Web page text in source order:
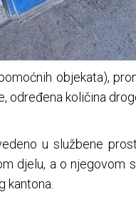
objekata),
određena količina
u službene
djelu, a o njegovom
kantona.